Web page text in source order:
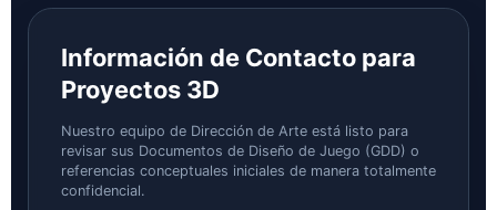
Información de Contacto para
Proyectos 3D
Nuestro equipo de Dirección de Arte está listo para
revisar sus Documentos de Diseño de Juego (GDD) o
referencias conceptuales iniciales de manera totalmente
confidencial.